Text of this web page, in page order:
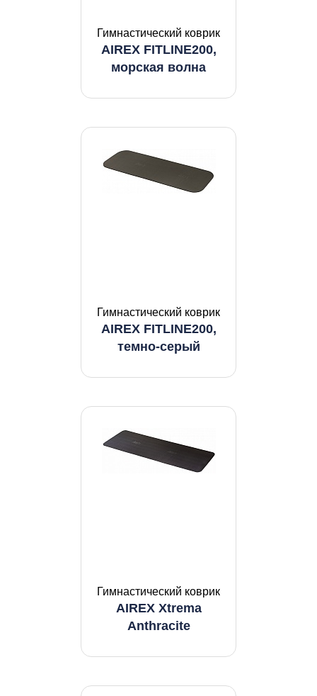
Гимнастический коврик
AIREX FITLINE200,
морская волна
Гимнастический коврик
AIREX FITLINE200,
темно-серый
Гимнастический коврик
AIREX Xtrema
Anthracite